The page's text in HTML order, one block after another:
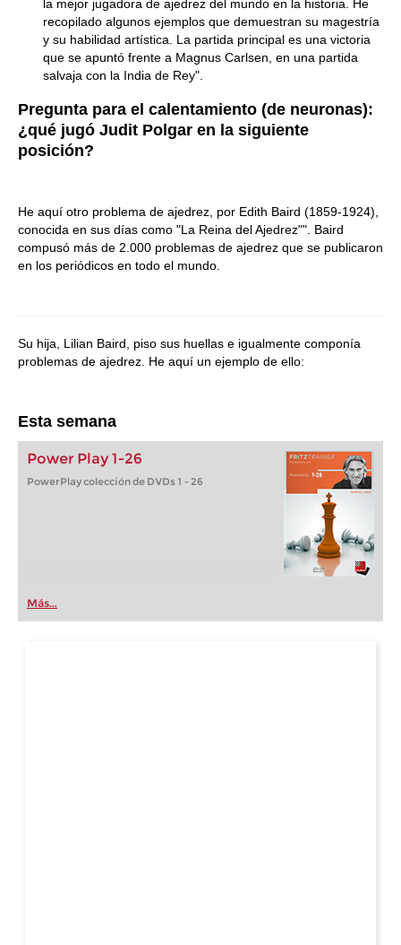
la mejor jugadora de ajedrez del mundo en la historia. He
recopilado algunos ejemplos que demuestran su magestría
y su habilidad artística. La partida principal es una victoria
que se apuntó frente a Magnus Carlsen, en una partida
salvaja con la India de Rey".
Pregunta para el calentamiento (de neuronas):
¿qué jugó Judit Polgar en la siguiente
posición?
He aquí otro problema de ajedrez, por Edith Baird (1859-1924),
conocida en sus días como "La Reina del Ajedrez"". Baird
compusó más de 2.000 problemas de ajedrez que se publicaron
en los periódicos en todo el mundo.
Su hija, Lilian Baird, piso sus huellas e igualmente componía
problemas de ajedrez. He aquí un ejemplo de ello:
Esta semana
Power Play 1-26
PowerPlay colección de DVDs 1 - 26
Más...